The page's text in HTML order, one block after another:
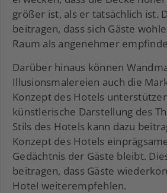
größer ist, als er tatsächlich ist.
beitragen, dass sich Gäste
Raum als angenehmer
Darüber hinaus können
Illusionsmalereien auch die
Konzept des Hotels
künstlerische Darstellung des
Stils des Hotels kann dazu
Konzept des Hotels
Gedächtnis der Gäste bleibt.
beitragen, dass Gäste
Hotel weiterempfehlen.